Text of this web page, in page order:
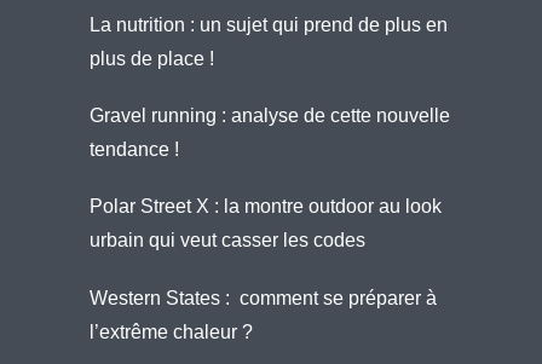
La nutrition : un sujet qui prend de plus en
plus de place !
Gravel running : analyse de cette nouvelle
tendance !
Polar Street X : la montre outdoor au look
urbain qui veut casser les codes
Western States : comment se préparer à
l’extrême chaleur ?